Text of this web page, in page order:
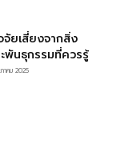
จัยเสี่ยงจากสิ่ง
พันธุกรรมที่ควรรู้
าคม 2025